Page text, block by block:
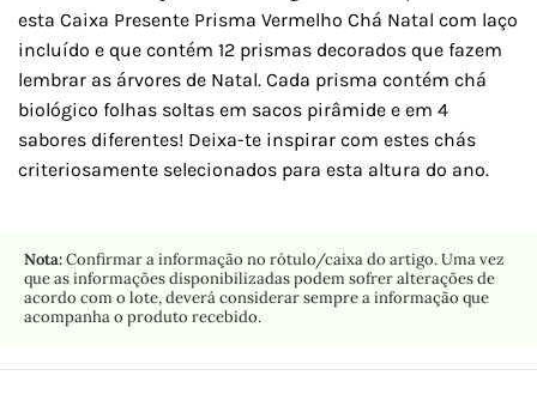
esta Caixa Presente Prisma Vermelho Chá Natal com laço
incluído e que contém 12 prismas decorados que fazem
lembrar as árvores de Natal. Cada prisma contém chá
biológico folhas soltas em sacos pirâmide e em 4
sabores diferentes! Deixa-te inspirar com estes chás
criteriosamente selecionados para esta altura do ano.
Nota:Confirmar a informação no rótulo/caixa do artigo. Uma vez
que as informações disponibilizadas podem sofrer alterações de
acordo com o lote, deverá considerar sempre a informação que
acompanha o produto recebido.